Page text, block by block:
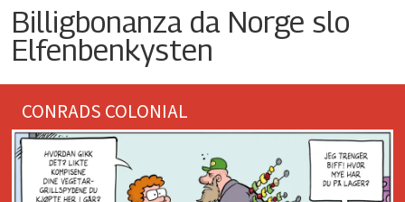
Billigbonanza da Norge slo
Elfenbenkysten
CONRADS COLONIAL